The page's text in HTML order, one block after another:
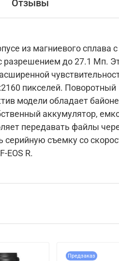
Отзывы
из магниевого сплава с
разрешением до 27.1 Мп.
пикселей. Поворотный
модели обладает
аккумулятор,
передавать файлы
серийную съемку со
EOS R.
Предзаказ